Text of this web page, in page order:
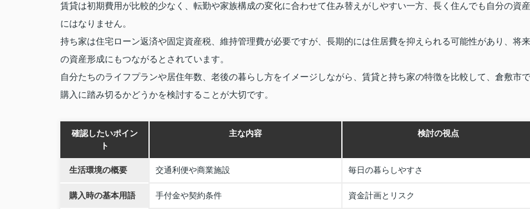
賃貸は初期費用が比較的少なく、転勤や家族構成の変化に合わせて住み替えがしやすい一方、長く住んでも自分の資産
にはなりません。
持ち家は住宅ローン返済や固定資産税、維持管理費が必要ですが、長期的には住居費を抑えられる可能性があり、将来
の資産形成にもつながるとされています。
自分たちのライフプランや居住年数、老後の暮らし方をイメージしながら、賃貸と持ち家の特徴を比較して、倉敷市で
購入に踏み切るかどうかを検討することが大切です。
確認したいポイン
ト
主な内容 検討の視点
生活環境の概要 交通利便や商業施設 毎日の暮らしやすさ
購入時の基本用語 手付金や契約条件 資金計画とリスク